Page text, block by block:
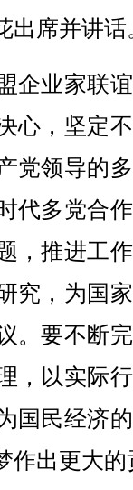
出席并讲话
业家联
心，坚定
党领导的
代多党合
，推进工
究，为国
。要不断
，以实际
国民经济
作出更大的